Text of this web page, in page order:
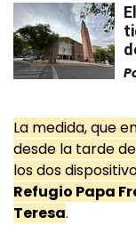
La medida, que
desde la tarde
los dos
Refugio Papa
Teresa.